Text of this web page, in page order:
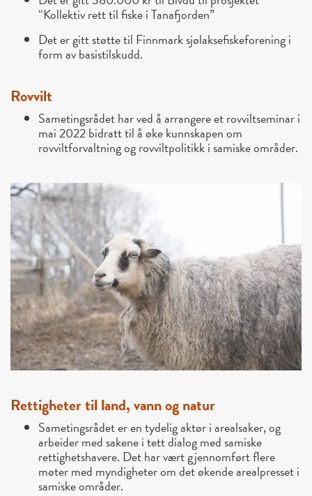
“Kollektiv rett til fiske i Tanafjorden”
Det er gitt støtte til Finnmark sjølaksefiskeforening i
form av basistilskudd.
Rovvilt
Sametingsrådet har ved å arrangere et rovviltseminar i
mai 2022 bidratt til å øke kunnskapen om
rovviltforvaltning og rovviltpolitikk i samiske områder.
Rettigheter til land, vann og natur
Sametingsrådet er en tydelig aktør i arealsaker, og
arbeider med sakene i tett dialog med samiske
rettighetshavere. Det har vært gjennomført flere
møter med myndigheter om det økende arealpresset i
samiske områder.